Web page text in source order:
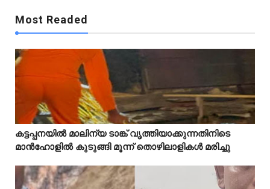
Most Readed
  
കട്ടപ്പനയിൽ മാലിന്യ ടാങ്ക് വൃത്തിയാക്കുന്നതിനിടെ
മാൻഹോളിൽ കുടുങ്ങി മൂന്ന് തൊഴിലാളികൾ മരിച്ചു
Mostreaded